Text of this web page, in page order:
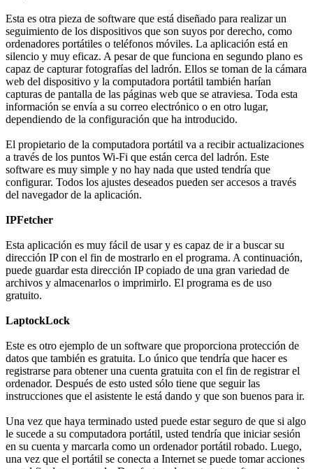
Esta es otra pieza de software que está diseñado para realizar un
seguimiento de los dispositivos que son suyos por derecho, como
ordenadores portátiles o teléfonos móviles. La aplicación está en
silencio y muy eficaz. A pesar de que funciona en segundo plano es
capaz de capturar fotografías del ladrón. Ellos se toman de la cámara
web del dispositivo y la computadora portátil también harían
capturas de pantalla de las páginas web que se atraviesa. Toda esta
información se envía a su correo electrónico o en otro lugar,
dependiendo de la configuración que ha introducido.
El propietario de la computadora portátil va a recibir actualizaciones
a través de los puntos Wi-Fi que están cerca del ladrón. Este
software es muy simple y no hay nada que usted tendría que
configurar. Todos los ajustes deseados pueden ser accesos a través
del navegador de la aplicación.
IPFetcher
Esta aplicación es muy fácil de usar y es capaz de ir a buscar su
dirección IP con el fin de mostrarlo en el programa. A continuación,
puede guardar esta dirección IP copiado de una gran variedad de
archivos y almacenarlos o imprimirlo. El programa es de uso
gratuito.
LaptockLock
Este es otro ejemplo de un software que proporciona protección de
datos que también es gratuita. Lo único que tendría que hacer es
registrarse para obtener una cuenta gratuita con el fin de registrar el
ordenador. Después de esto usted sólo tiene que seguir las
instrucciones que el asistente le está dando y que son buenos para ir.
Una vez que haya terminado usted puede estar seguro de que si algo
le sucede a su computadora portátil, usted tendría que iniciar sesión
en su cuenta y marcarla como un ordenador portátil robado. Luego,
una vez que el portátil se conecta a Internet se puede tomar acciones